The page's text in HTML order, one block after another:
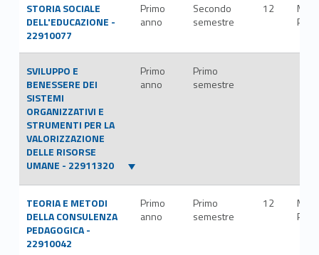
STORIA SOCIALE
DELL'EDUCAZIONE -
22910077
Primo
anno
Secondo
semestre
12
M-
SVILUPPO E
BENESSERE DEI
SISTEMI
ORGANIZZATIVI E
STRUMENTI PER LA
VALORIZZAZIONE
DELLE RISORSE
UMANE - 22911320
Primo
anno
Primo
semestre
TEORIA E METODI
DELLA CONSULENZA
PEDAGOGICA -
22910042
Primo
anno
Primo
semestre
12
M-